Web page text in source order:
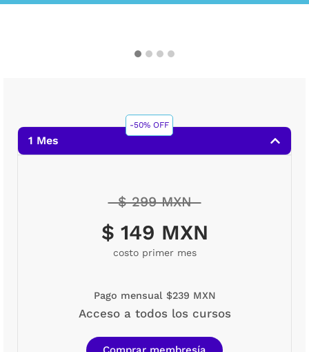
-50% OFF
1 Mes
$ 299 MXN
$ 149 MXN
costo primer mes
Pago mensual $239 MXN
Acceso a todos los cursos